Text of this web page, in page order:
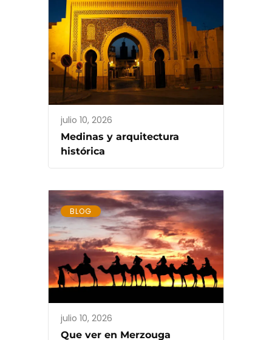
julio 10, 2026
Medinas y arquitectura
histórica
BLOG
julio 10, 2026
Que ver en Merzouga